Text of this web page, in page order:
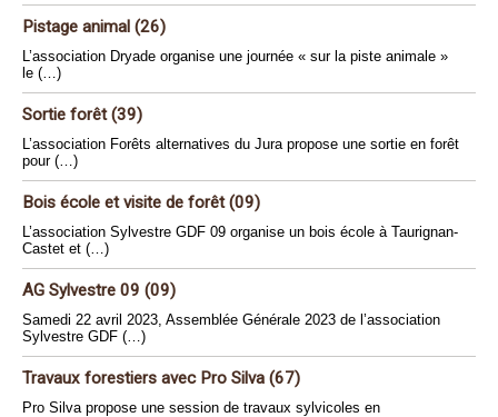
Pistage animal (26)
L’association Dryade organise une journée « sur la piste animale »
le (…)
Sortie forêt (39)
L’association Forêts alternatives du Jura propose une sortie en forêt
pour (…)
Bois école et visite de forêt (09)
L’association Sylvestre GDF 09 organise un bois école à Taurignan-
Castet et (…)
AG Sylvestre 09 (09)
Samedi 22 avril 2023, Assemblée Générale 2023 de l’association
Sylvestre GDF (…)
Travaux forestiers avec Pro Silva (67)
Pro Silva propose une session de travaux sylvicoles en